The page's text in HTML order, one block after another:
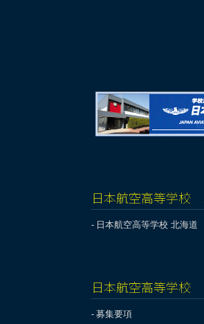
日本航空高等学校
日本航空高等学校 北海道
日本航空高等学校
募集要項